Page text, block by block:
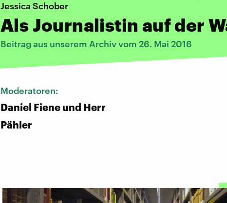
Jessica Schober
Als Journalistin auf der
Beitrag aus unserem Archiv vom 26. Mai 2016
Moderatoren:
Daniel Fiene und Herr
Pähler